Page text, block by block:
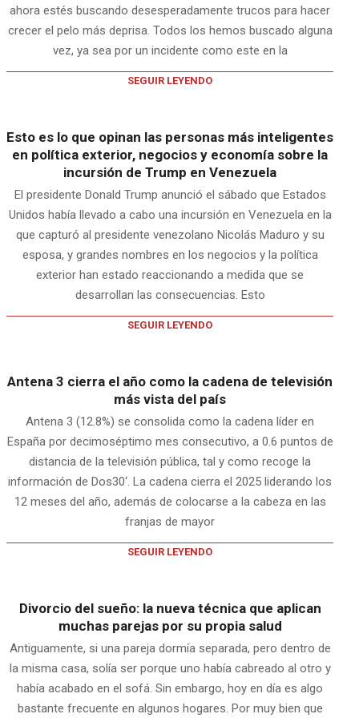
ahora estés buscando desesperadamente trucos para hacer
crecer el pelo más deprisa. Todos los hemos buscado alguna
vez, ya sea por un incidente como este en la
SEGUIR LEYENDO
Esto es lo que opinan las personas más inteligentes
en política exterior, negocios y economía sobre la
incursión de Trump en Venezuela
El presidente Donald Trump anunció el sábado que Estados
Unidos había llevado a cabo una incursión en Venezuela en la
que capturó al presidente venezolano Nicolás Maduro y su
esposa, y grandes nombres en los negocios y la política
exterior han estado reaccionando a medida que se
desarrollan las consecuencias. Esto
SEGUIR LEYENDO
Antena 3 cierra el año como la cadena de televisión
más vista del país
Antena 3 (12.8%) se consolida como la cadena líder en
España por decimoséptimo mes consecutivo, a 0.6 puntos de
distancia de la televisión pública, tal y como recoge la
información de Dos30‘. La cadena cierra el 2025 liderando los
12 meses del año, además de colocarse a la cabeza en las
franjas de mayor
SEGUIR LEYENDO
Divorcio del sueño: la nueva técnica que aplican
muchas parejas por su propia salud
Antiguamente, si una pareja dormía separada, pero dentro de
la misma casa, solía ser porque uno había cabreado al otro y
había acabado en el sofá. Sin embargo, hoy en día es algo
bastante frecuente en algunos hogares. Por muy bien que